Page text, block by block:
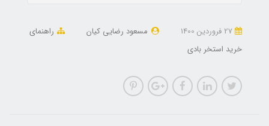
مسعود رضایی کیان
راهنمای
خرید استخر بادی